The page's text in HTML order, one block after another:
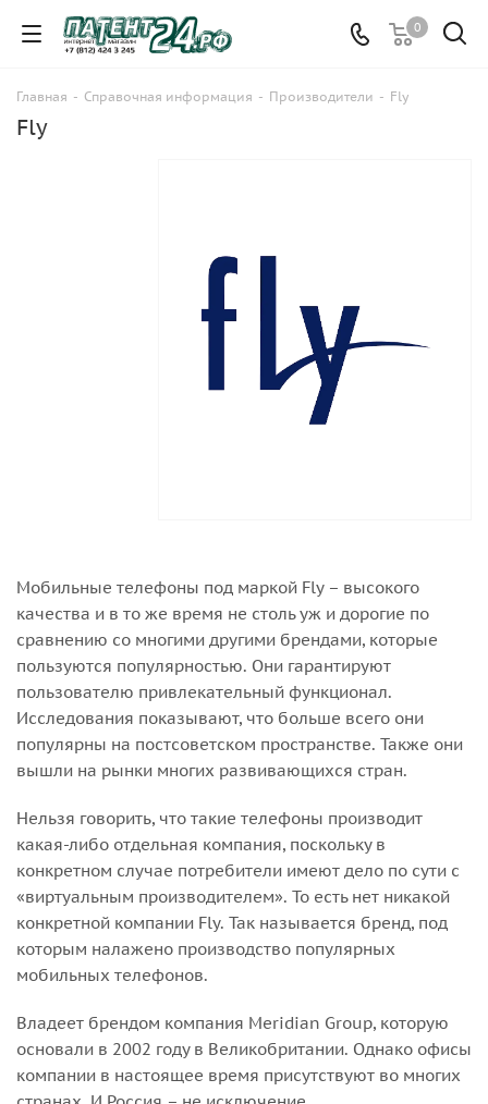
0
Главная - Справочная информация - Производители - Fly
Fly
Мобильные телефоны под маркой Fly – высокого
качества и в то же время не столь уж и дорогие по
сравнению со многими другими брендами, которые
пользуются популярностью. Они гарантируют
пользователю привлекательный функционал.
Исследования показывают, что больше всего они
популярны на постсоветском пространстве. Также они
вышли на рынки многих развивающихся стран.
Нельзя говорить, что такие телефоны производит
какая-либо отдельная компания, поскольку в
конкретном случае потребители имеют дело по сути с
«виртуальным производителем». То есть нет никакой
конкретной компании Fly. Так называется бренд, под
которым налажено производство популярных
мобильных телефонов.
Владеет брендом компания Meridian Group, которую
основали в 2002 году в Великобритании. Однако офисы
компании в настоящее время присутствуют во многих